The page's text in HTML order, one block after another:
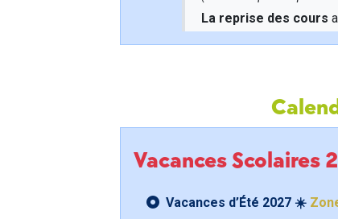
La reprise des cours
Vacances Scolaires
Vacances d’Été 2027 ☀️